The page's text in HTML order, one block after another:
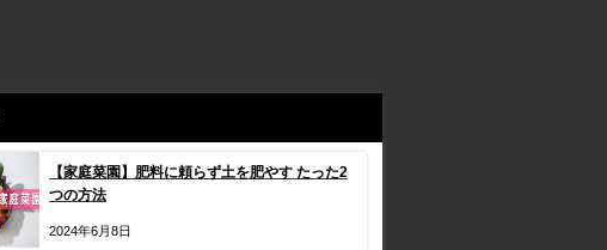
【家庭菜園】肥料に頼らず土を肥やす たった2
つの方法
2024年6月8日